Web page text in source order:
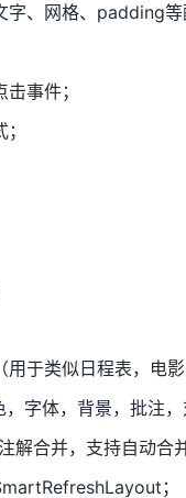
字、网格、padding
事件；
用于类似日程表，电
字体，背景，批注
解合并，支持自动合
；